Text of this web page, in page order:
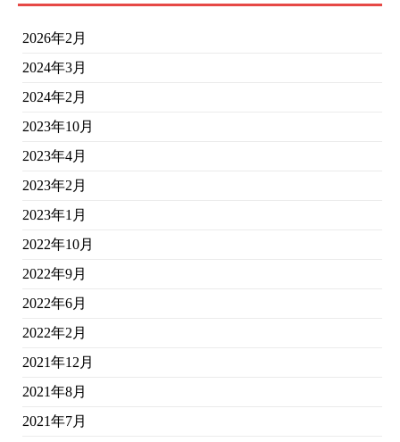
2026年2月
2024年3月
2024年2月
2023年10月
2023年4月
2023年2月
2023年1月
2022年10月
2022年9月
2022年6月
2022年2月
2021年12月
2021年8月
2021年7月